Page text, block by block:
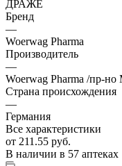
ДРАЖЕ
Бренд
—
Woеrwag Pharma
Производитель
—
Woеrwag Pharma /пр-но
Страна происхождения
—
Германия
Все характеристики
от 211.55 руб.
В наличии в 57 аптеках